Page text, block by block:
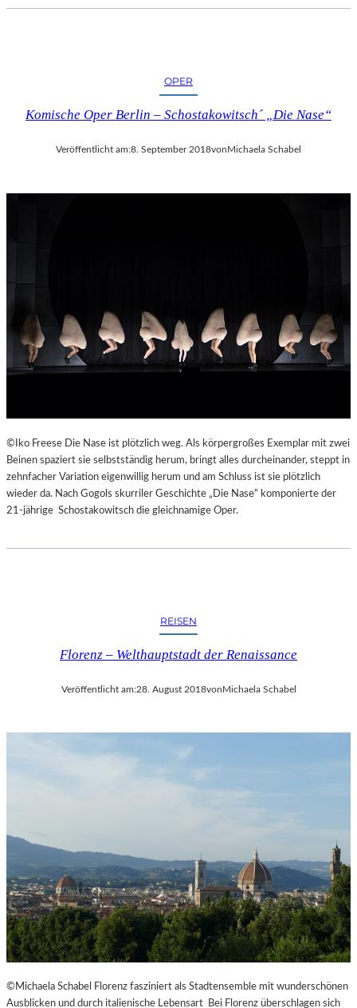
C
E
E
I
U
M
G
E
H
T
OPER
Komische Oper Berlin – Schostakowitsch´ „Die Nase“
Veröffentlicht am:8. September 2018von Michaela Schabel
©Iko Freese Die Nase ist plötzlich weg. Als körpergroßes Exemplar mit zwei
Beinen spaziert sie selbstständig herum, bringt alles durcheinander, steppt in
zehnfacher Variation eigenwillig herum und am Schluss ist sie plötzlich
wieder da. Nach Gogols skurriler Geschichte „Die Nase“ komponierte der
21-jährige Schostakowitsch die gleichnamige Oper.
REISEN
Florenz – Welthauptstadt der Renaissance
Veröffentlicht am:28. August 2018vonMichaela Schabel
©Michaela Schabel Florenz fasziniert als Stadtensemble mit wunderschönen
Ausblicken und durch italienische Lebensart Bei Florenz überschlagen sich